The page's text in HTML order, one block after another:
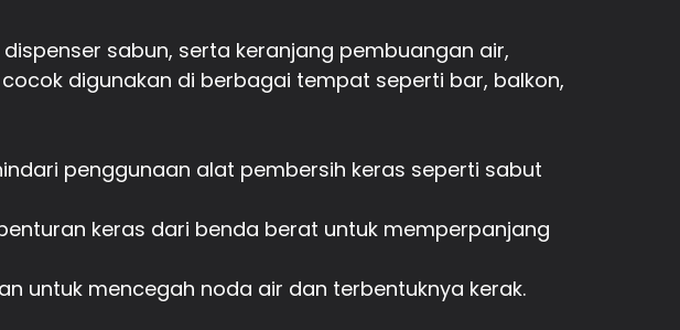
sabun, serta keranjang pembuangan air,
digunakan di berbagai tempat seperti bar, balkon,
penggunaan alat pembersih keras seperti sabut
keras dari benda berat untuk memperpanjang
untuk mencegah noda air dan terbentuknya kerak.